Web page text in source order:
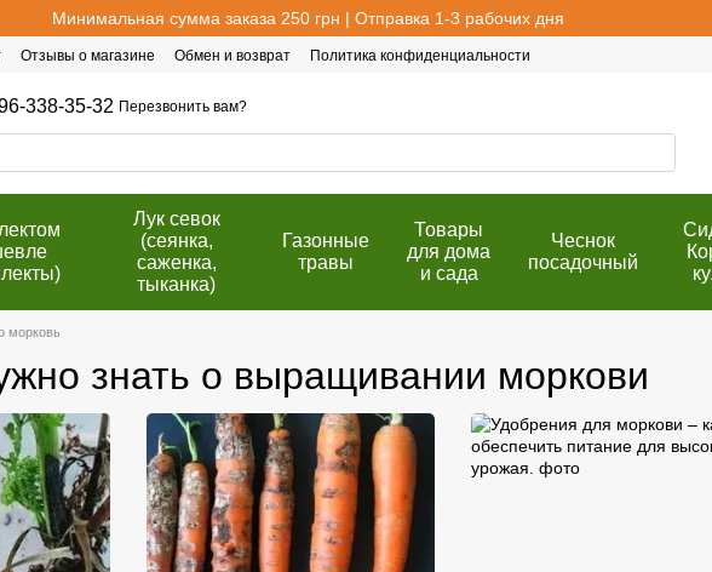
Минимальная сумма заказа 250 грн | Отправка 1-3 рабочих дня
Отзывы о магазине Обмен и возврат
Политика конфиденциальности
338-35-32 Перезвонить вам?
Лук севок
(сеянка,
саженка,
тыканка)
Газонные
травы
Товары
для дома
и сада
Чеснок
посадочный
морковь
знать о выращивании моркови